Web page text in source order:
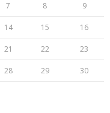
7 8 9
14 15 16
21 22 23
28 29 30